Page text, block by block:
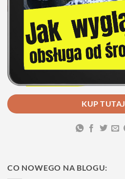
KUP TUTAJ
CO NOWEGO NA BLOGU: